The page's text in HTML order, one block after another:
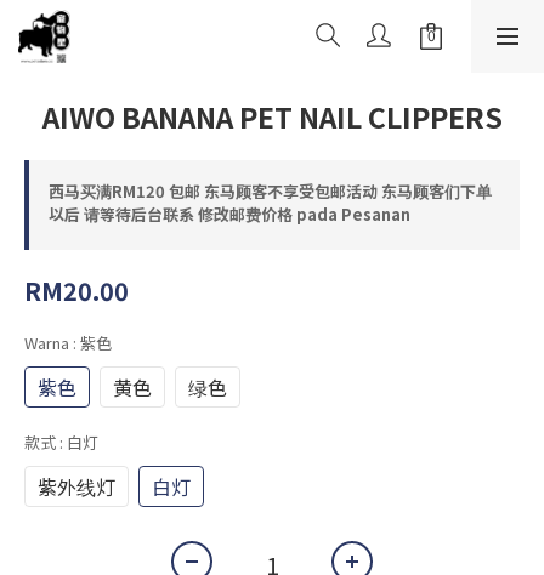
AIWO BANANA PET NAIL CLIPPERS
西马买满RM120 包邮 东马顾客不享受包邮活动 东马顾客们下单
以后 请等待后台联系 修改邮费价格 pada Pesanan
RM20.00
Warna : 紫色
紫色 黄色 绿色
款式 : 白灯
紫外线灯 白灯